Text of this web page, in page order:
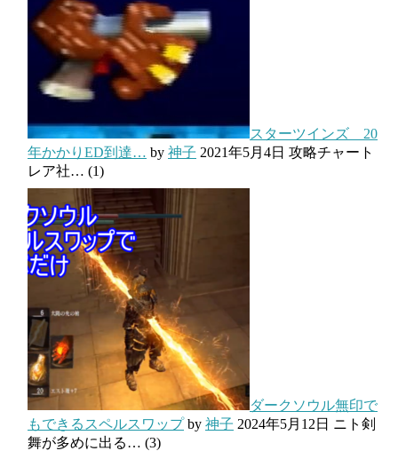
スターツインズ 20
年かかりED到達… by 神子 2021年5月4日 攻略チャート
レア社… (1)
ダークソウル無印で
もできるスペルスワップby 神子 2024年5月12日 ニト剣
舞が多めに出る… (3)